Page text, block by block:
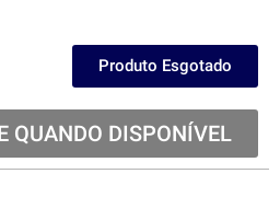
Produto Esgotado
QUANDO DISPONÍVEL